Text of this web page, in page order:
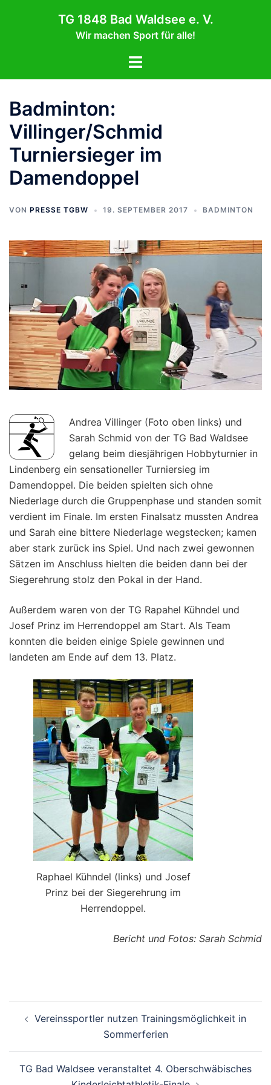
TG 1848 Bad Waldsee e. V.
Wir machen Sport für alle!
Menü
Badminton:
Villinger/Schmid
Turniersieger im
Damendoppel
VON PRESSE TGBW 19. SEPTEMBER 2017 BADMINTON
Andrea Villinger (Foto oben links) und
Sarah Schmid von der TG Bad Waldsee
gelang beim diesjährigen Hobbyturnier in
Lindenberg ein sensationeller Turniersieg im
Damendoppel. Die beiden spielten sich ohne
Niederlage durch die Gruppenphase und standen somit
verdient im Finale. Im ersten Finalsatz mussten Andrea
und Sarah eine bittere Niederlage wegstecken; kamen
aber stark zurück ins Spiel. Und nach zwei gewonnen
Sätzen im Anschluss hielten die beiden dann bei der
Siegerehrung stolz den Pokal in der Hand.
Außerdem waren von der TG Rapahel Kühndel und
Josef Prinz im Herrendoppel am Start. Als Team
konnten die beiden einige Spiele gewinnen und
landeten am Ende auf dem 13. Platz.
Raphael Kühndel (links) und Josef
Prinz bei der Siegerehrung im
Herrendoppel.
Bericht und Fotos: Sarah Schmid
Vereinssportler nutzen Trainingsmöglichkeit in
Sommerferien
TG Bad Waldsee veranstaltet 4. Oberschwäbisches